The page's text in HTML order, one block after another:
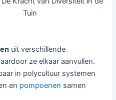
Tuin
uit verschillende
ze elkaar aanvullen.
in polycultuur systemen
en pompoenen samen